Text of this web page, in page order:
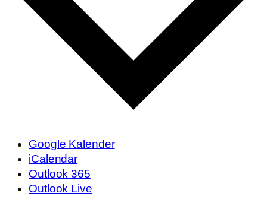
Google Kalender
iCalendar
Outlook 365
Outlook Live